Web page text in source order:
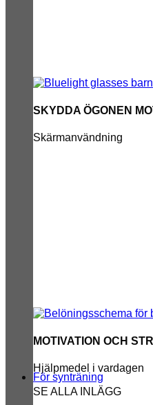
SKYDDA ÖGONEN
Skärmanvändning
MOTIVATION OCH
Hjälpmedel i vardagen
SE ALLA INLÄGG
För synträning